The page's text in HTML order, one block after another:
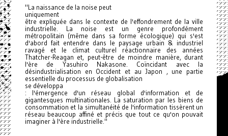
"La naissance de la noise peut
uniquement
être expliquée dans le contexte de l'effondrement de la ville
industrielle. La noise est un genre profondément
métropolitain (même dans sa forme écologique) qui s'est
d'abord fait entendre dans le paysage urbain & industriel
ravagé et le climat culturel réactionnaire des années
Thatcher-Reagan et, peut-être de moindre manière, durant
l'ère de Yasuhiro Nakasone. Coïncidant avec la
désindustrialisation en Occident et au Japon , une partie
essentielle du processus de globalisation
se développa
: l'émergence d'un réseau global d'information et de
gigantesques multinationales. La saturation par les biens de
consommation et la simultanéité de l'information tissèrent un
réseau beaucoup affiné et précis que tout ce qu'on pouvait
imaginer à l'ère industrielle."